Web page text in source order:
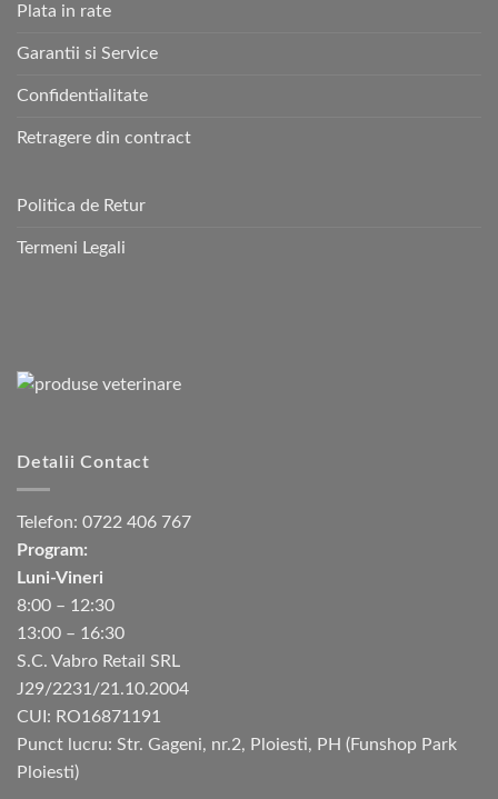
Plata in rate
Garantii si Service
Confidentialitate
Retragere din contract
Politica de Retur
Termeni Legali
Detalii Contact
Telefon: 0722 406 767
Program:
Luni-Vineri
8:00 – 12:30
13:00 – 16:30
S.C. Vabro Retail SRL
J29/2231/21.10.2004
CUI: RO16871191
Punct lucru: Str. Gageni, nr.2, Ploiesti, PH (Funshop Park
Ploiesti)